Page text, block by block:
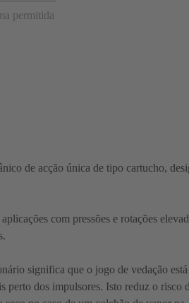
permitida
de acção única de tipo cartucho,
com pressões e rotações
significa que o jogo de vedação está
perto dos impulsores. Isto reduz o risco